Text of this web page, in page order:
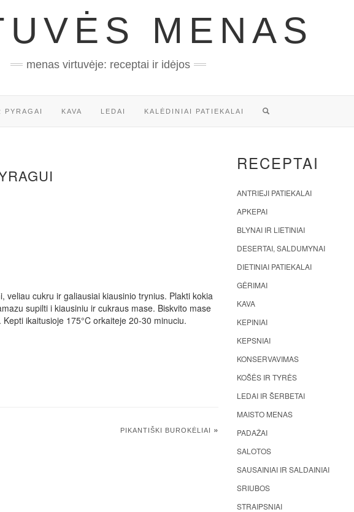
MENAS
menas virtuvėje: receptai ir idėjos
PYRAGAI KAVA LEDAI KALĖDINIAI PATIEKALAI
cukru ir galiausiai kiausinio trynius. Plakti kokia
supilti i kiausiniu ir cukraus mase. Biskvito mase
ikaitusioje 175°C orkaiteje 20-30 minuciu.
PIKANTIŠKI BUROKĖLIAI »
RECEPTAI
ANTRIEJI PATIEKALAI
APKEPAI
BLYNAI IR LIETINIAI
DESERTAI, SALDUMYNAI
DIETINIAI PATIEKALAI
GĖRIMAI
KAVA
KEPINIAI
KEPSNIAI
KONSERVAVIMAS
KOŠĖS IR TYRĖS
LEDAI IR ŠERBETAI
MAISTO MENAS
PADAŽAI
SALOTOS
SAUSAINIAI IR SALDAINIAI
SRIUBOS
STRAIPSNIAI